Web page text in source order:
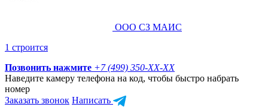
ООО СЗ МАИС
1 строится
Позвонить нажмите +7 (499) 350-XX-XX
Наведите камеру телефона на код, чтобы быстро набрать
номер
Заказать звонок Написать